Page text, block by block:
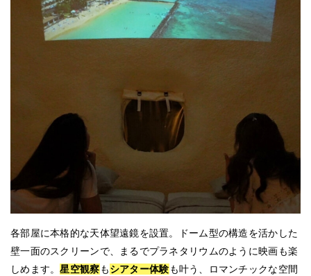
各部屋に本格的な天体望遠鏡を設置。ドーム型の構造を活かした
壁一面のスクリーンで、まるでプラネタリウムのように映画も楽
しめます。星空観察もシアター体験も叶う、ロマンチックな空間